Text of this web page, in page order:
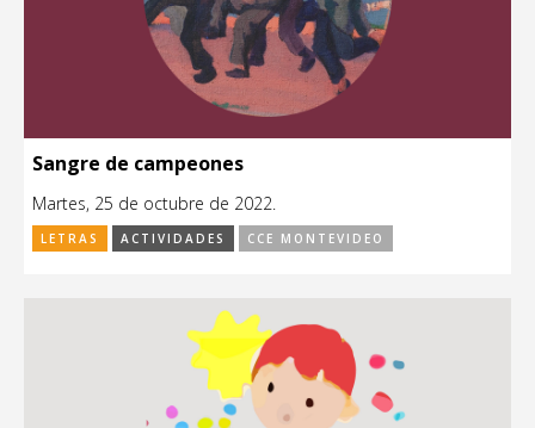
Sangre de campeones
Martes, 25 de octubre de 2022.
LETRAS ACTIVIDADES CCE MONTEVIDEO